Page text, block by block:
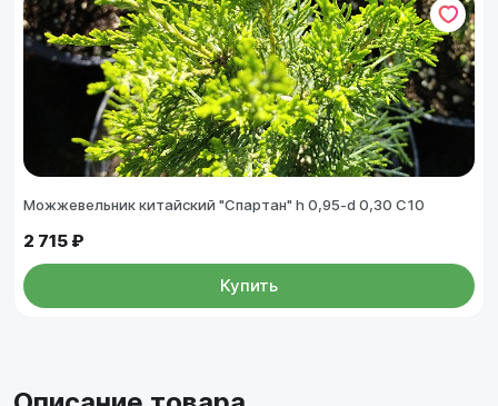
Можжевельник китайский "Спартан" h 0,95-d 0,30 C10
2 715 ₽
Купить